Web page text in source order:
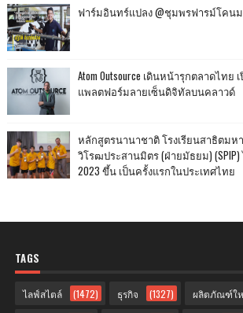
ฟาร์มอินทร์แปลง @ชุมพรฟารม์โคน
Atom Outsource เดินหน้ารุกตลาดไทย เ
แพลตฟอร์มลายเซ็นดิจิทัลบนคลาวด์
หลักสูตรนานาชาติ โรงเรียนสาธิตม
วิโรฒประสานมิตร (ฝ่ายมัธยม) (SPIP)
2023 ขึ้น เป็นครั้งแรกในประเทศไทย
TAGS
ไลฟ์สไตล์ (1472) ธุรกิจ (1327) ผลิตภัณฑ์ใ